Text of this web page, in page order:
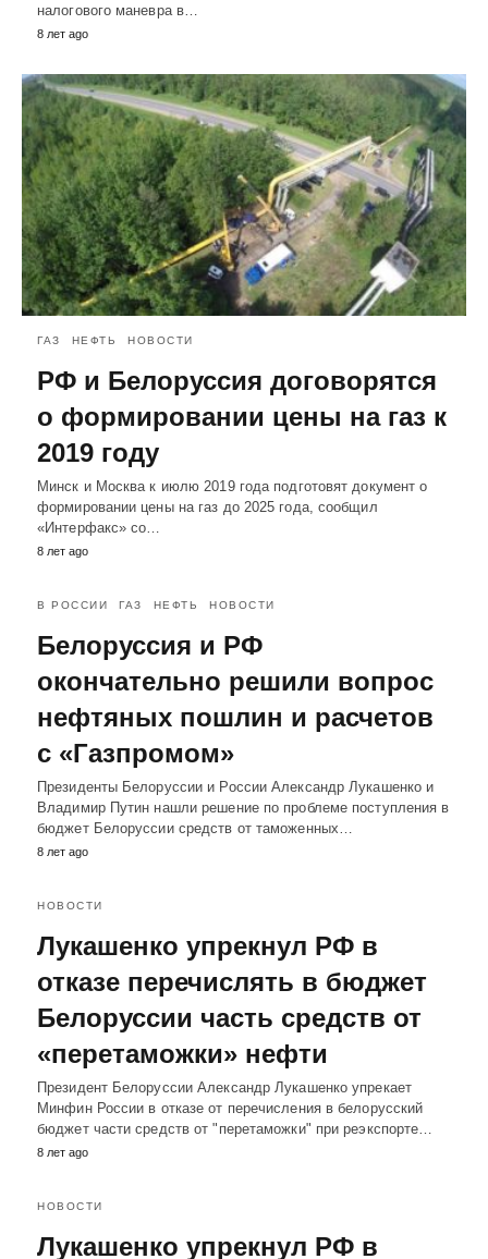
налогового маневра в…
8 лет ago
ГАЗ НЕФТЬ НОВОСТИ
РФ и Белоруссия договорятся
о формировании цены на газ к
2019 году
Минск и Москва к июлю 2019 года подготовят документ о
формировании цены на газ до 2025 года, сообщил
«Интерфакс» со…
8 лет ago
В РОССИИ ГАЗ НЕФТЬ НОВОСТИ
Белоруссия и РФ
окончательно решили вопрос
нефтяных пошлин и расчетов
с «Газпромом»
Президенты Белоруссии и России Александр Лукашенко и
Владимир Путин нашли решение по проблеме поступления в
бюджет Белоруссии средств от таможенных…
8 лет ago
НОВОСТИ
Лукашенко упрекнул РФ в
отказе перечислять в бюджет
Белоруссии часть средств от
«перетаможки» нефти
Президент Белоруссии Александр Лукашенко упрекает
Минфин России в отказе от перечисления в белорусский
бюджет части средств от "перетаможки" при реэкспорте…
8 лет ago
НОВОСТИ
Лукашенко упрекнул РФ в